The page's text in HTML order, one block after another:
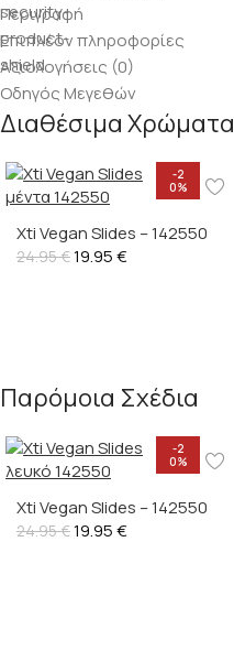
Περιγραφή
Επιπλέον πληροφορίες
Αξιολογήσεις (0)
Οδηγός Μεγεθών
Διαθέσιμα Χρώματα
-2
0%
Xti Vegan Slides – 142550
24.95€19.95€
Παρόμοια Σχέδια
-2
0%
Xti Vegan Slides – 142550
24.95€19.95€